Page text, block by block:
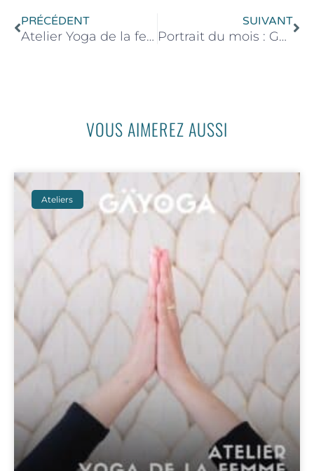
PRÉCÉDENT
Atelier Yoga de la femme – 09 décembre 2023 de 16h00 à 18h00
SUIVANT
Portrait du mois : Georges
VOUS AIMEREZ AUSSI
Ateliers